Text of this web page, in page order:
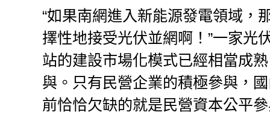
“如果南網進入新能源發電領域，
擇性地接受光伏並網啊！”一家光
站的建設市場化模式已經相當成
與。只有民營企業的積極參與，
前恰恰欠缺的就是民營資本公平